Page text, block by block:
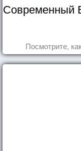
Современный
Посмотрите,